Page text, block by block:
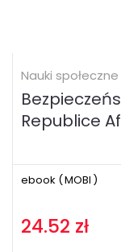
Nauki społeczne
Republice
ebook (MOBI )
24.52 zł